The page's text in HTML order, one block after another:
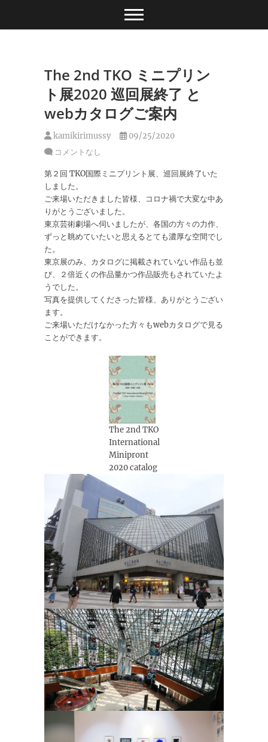
content
The 2nd TKO ミニプリン
ト展2020 巡回展終了 と
webカタログご案内
kamikirimussy
09/25/2020
コメントなし
第２回 TKO国際ミニプリント展、巡回展終了いた
しました。
ご来場いただきました皆様、コロナ禍で大変な中あ
りがとうございました。
東京芸術劇場へ伺いましたが、各国の方々の力作、
ずっと眺めていたいと思えるとても濃厚な空間でし
た。
東京展のみ、カタログに掲載されていない作品も並
び、２倍近くの作品量かつ作品販売もされていたよ
うでした。
写真を提供してくださった皆様、ありがとうござい
ます。
ご来場いただけなかった方々もwebカタログで見る
ことができます。
The 2nd TKO
International
Minipront
2020 catalog